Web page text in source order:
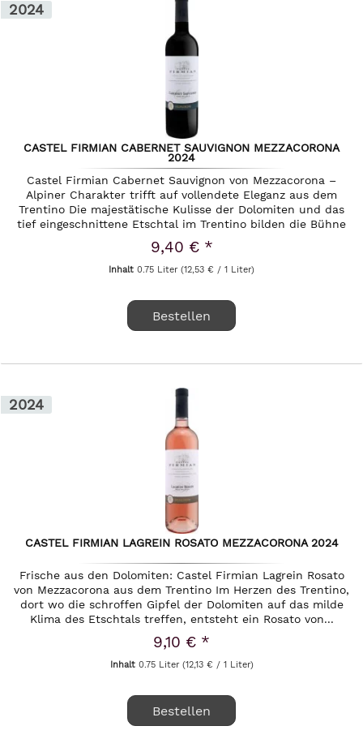
2024
CASTEL FIRMIAN CABERNET SAUVIGNON MEZZACORONA
2024
Castel Firmian Cabernet Sauvignon von Mezzacorona –
Alpiner Charakter trifft auf vollendete Eleganz aus dem
Trentino Die majestätische Kulisse der Dolomiten und das
tief eingeschnittene Etschtal im Trentino bilden die Bühne
für Weine von...
9,40 € *
Inhalt0.75 Liter(12,53 € / 1 Liter)
Bestellen
2024
CASTEL FIRMIAN LAGREIN ROSATO MEZZACORONA 2024
Frische aus den Dolomiten: Castel Firmian Lagrein Rosato
von Mezzacorona aus dem Trentino Im Herzen des Trentino,
dort wo die schroffen Gipfel der Dolomiten auf das milde
Klima des Etschtals treffen, entsteht ein Rosato von...
9,10 € *
Inhalt 0.75 Liter (12,13 € / 1 Liter)
Bestellen